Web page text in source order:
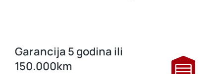
Garancija 5 godina ili
150.000km